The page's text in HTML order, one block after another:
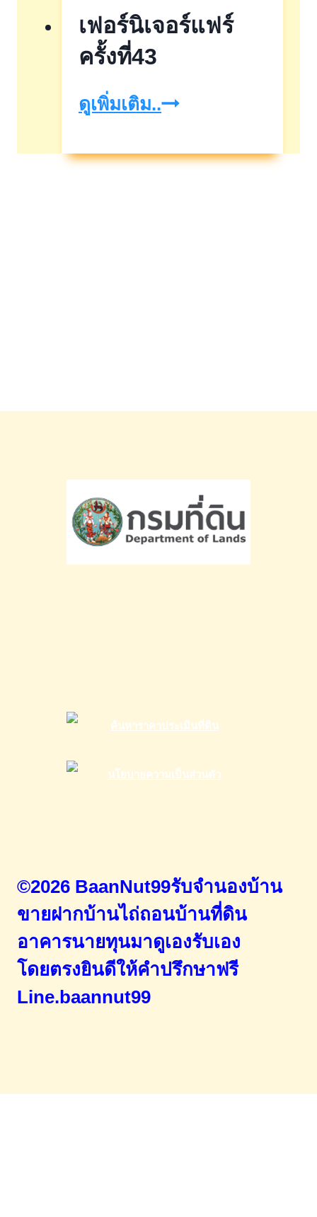
เฟอร์นิเจอร์แฟร์
ครั้งที่43
ดูเพิ่มเติม..เฟอร์นิเจอร์
ครั้ง
©2026 BaanNut99รับจำนองบ้าน
ขายฝากบ้านไถ่ถอนบ้านที่ดิน
อาคารนายทุนมาดูเองรับเอง
โดยตรงยินดีให้คำปรึกษาฟรี
Line.baannut99